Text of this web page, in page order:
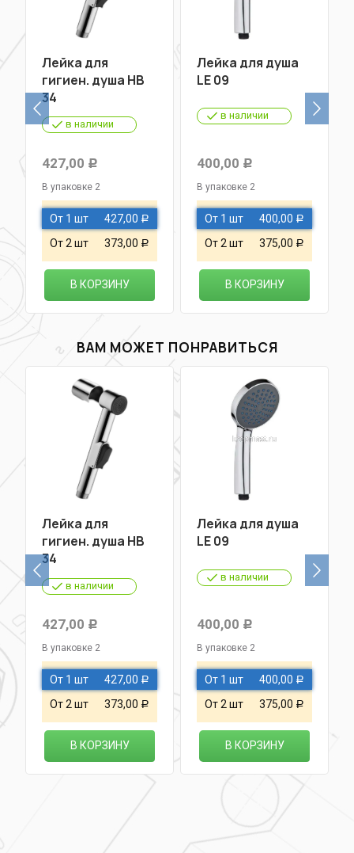
Лейка для
гигиен. душа НВ
34
в наличии
427,00 Р
В упаковке 2
От 1 шт 427,00 Р
От 2 шт 373,00 Р
В КОРЗИНУ
Лейка для душа
LE 09
в наличии
400,00 Р
В упаковке 2
От 1 шт 400,00 Р
От 2 шт 375,00 Р
В КОРЗИНУ
ВАМ МОЖЕТ ПОНРАВИТЬСЯ
Лейка для
гигиен. душа НВ
34
в наличии
427,00 Р
В упаковке 2
От 1 шт 427,00 Р
От 2 шт 373,00 Р
В КОРЗИНУ
Лейка для душа
LE 09
в наличии
400,00 Р
В упаковке 2
От 1 шт 400,00 Р
От 2 шт 375,00 Р
В КОРЗИНУ